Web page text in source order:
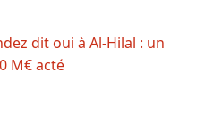
dit oui à Al-Hilal : un
M€ acté